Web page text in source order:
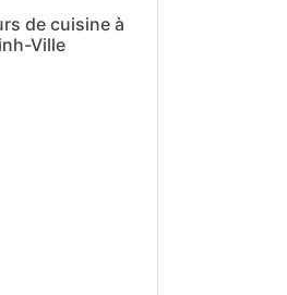
de cuisine à
Ville